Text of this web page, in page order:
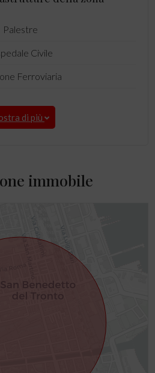
Palestre
Civile
Ferroviaria
di più
immobile